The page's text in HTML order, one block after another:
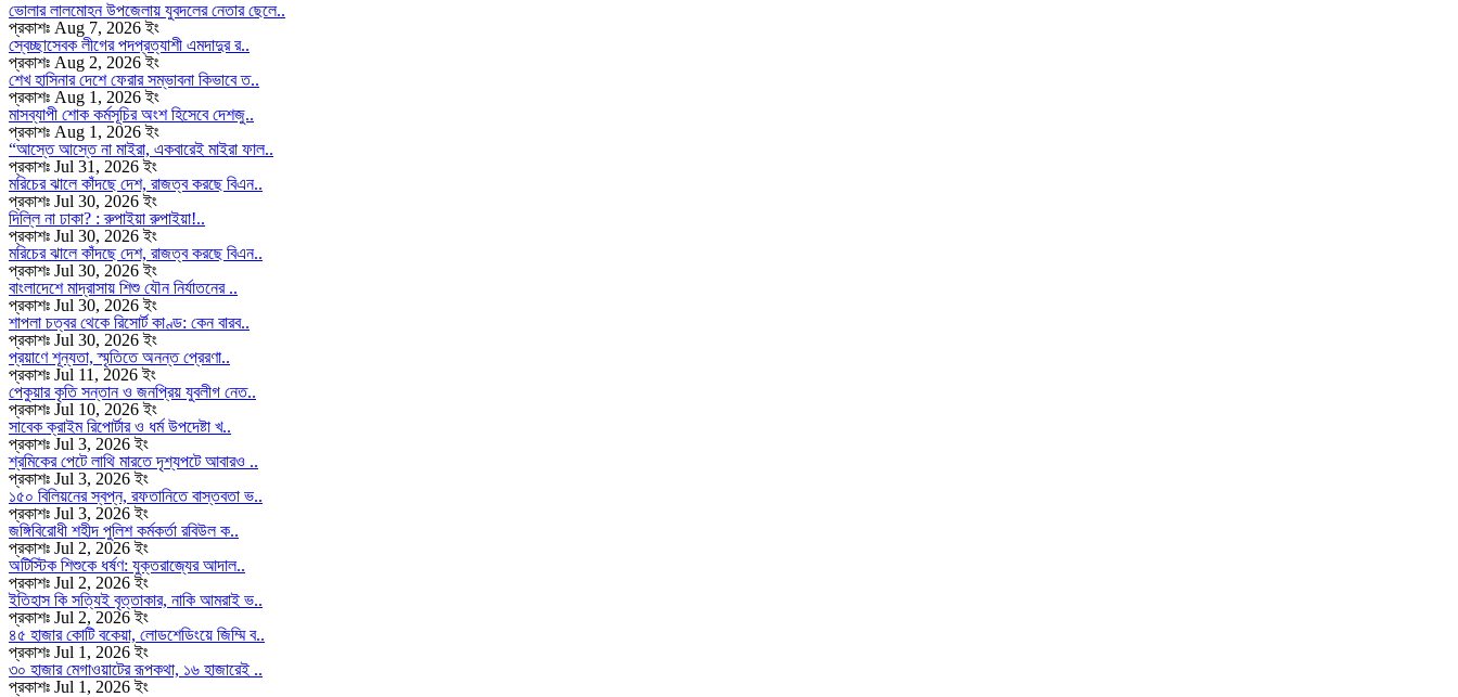
ভোলার লালমোহন উপজেলায় যুবদলের নেতার ছেলে..
প্রকাশঃ Aug 7, 2026 ইং
স্বেচ্ছাসেবক লীগের পদপ্রত্যাশী এমদাদুর র..
প্রকাশঃ Aug 2, 2026 ইং
শেখ হাসিনার দেশে ফেরার সম্ভাবনা কিভাবে ত..
প্রকাশঃ Aug 1, 2026 ইং
মাসব্যাপী শোক কর্মসূচির অংশ হিসেবে দেশজু..
প্রকাশঃ Aug 1, 2026 ইং
“আস্তে আস্তে না মাইরা, একবারেই মাইরা ফাল..
প্রকাশঃ Jul 31, 2026 ইং
মরিচের ঝালে কাঁদছে দেশ, রাজত্ব করছে বিএন..
প্রকাশঃ Jul 30, 2026 ইং
দিল্লি না ঢাকা? : রুপাইয়া রুপাইয়া!..
প্রকাশঃ Jul 30, 2026 ইং
মরিচের ঝালে কাঁদছে দেশ, রাজত্ব করছে বিএন..
প্রকাশঃ Jul 30, 2026 ইং
বাংলাদেশে মাদ্রাসায় শিশু যৌন নির্যাতনের ..
প্রকাশঃ Jul 30, 2026 ইং
শাপলা চত্বর থেকে রিসোর্ট কাণ্ড: কেন বারব..
প্রকাশঃ Jul 30, 2026 ইং
প্রয়াণে শূন্যতা, স্মৃতিতে অনন্ত প্রেরণা..
প্রকাশঃ Jul 11, 2026 ইং
পেকুয়ার কৃতি সন্তান ও জনপ্রিয় যুবলীগ নেত..
প্রকাশঃ Jul 10, 2026 ইং
সাবেক ক্রাইম রিপোর্টার ও ধর্ম উপদেষ্টা খ..
প্রকাশঃ Jul 3, 2026 ইং
শ্রমিকের পেটে লাথি মারতে দৃশ্যপটে আবারও ..
প্রকাশঃ Jul 3, 2026 ইং
১৫০ বিলিয়নের স্বপ্ন, রফতানিতে বাস্তবতা ভ..
প্রকাশঃ Jul 3, 2026 ইং
জঙ্গিবিরোধী শহীদ পুলিশ কর্মকর্তা রবিউল ক..
প্রকাশঃ Jul 2, 2026 ইং
অটিস্টিক শিশুকে ধর্ষণ: যুক্তরাজ্যের আদাল..
প্রকাশঃ Jul 2, 2026 ইং
ইতিহাস কি সত্যিই বৃত্তাকার, নাকি আমরাই ভ..
প্রকাশঃ Jul 2, 2026 ইং
৪৫ হাজার কোটি বকেয়া, লোডশেডিংয়ে জিম্মি ব..
প্রকাশঃ Jul 1, 2026 ইং
৩০ হাজার মেগাওয়াটের রূপকথা, ১৬ হাজারেই ..
প্রকাশঃ Jul 1, 2026 ইং